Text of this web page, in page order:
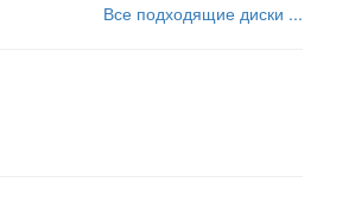
Все подходящие диски ...